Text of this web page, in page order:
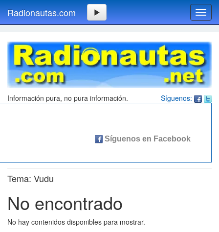
Radionautas.com
Síguenos:
Información pura, no pura información.
Tema: Vudu
No encontrado
No hay contenidos disponibles para mostrar.